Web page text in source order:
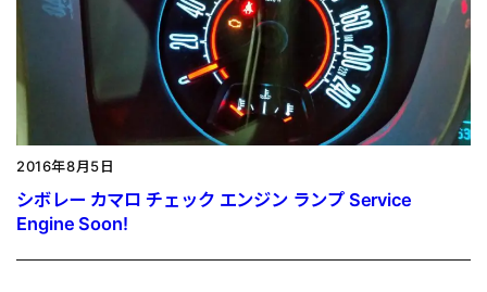
2016年8月5日
シボレー カマロ チェック エンジン ランプ Service
Engine Soon!